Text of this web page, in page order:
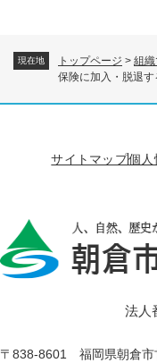
現在地 トップページ > 組
保険に加入・脱退す
サイトマップ個人
法人
〒838-8601 福岡県朝倉市